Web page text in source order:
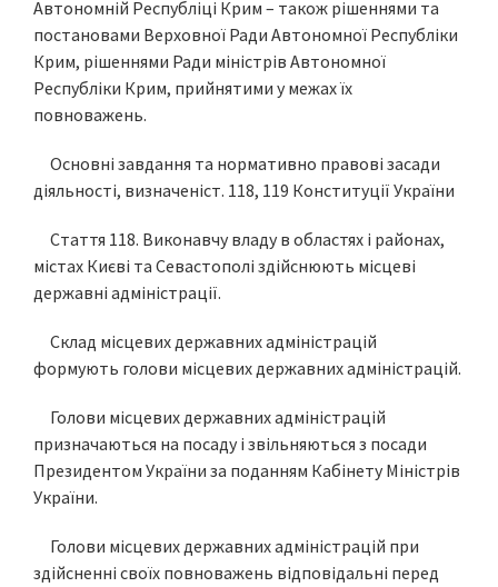
Автономній Республіці Крим – також рішеннями та
постановами Верховної Ради Автономної Республіки
Крим, рішеннями Ради міністрів Автономної
Республіки Крим, прийнятими у межах їх
повноважень.
Основні завдання та нормативно правові засади
діяльності, визначеніст. 118, 119 Конституції України
Стаття 118. Виконавчу владу в областях і районах,
містах Києві та Севастополі здійснюють місцеві
державні адміністрації.
Склад місцевих державних адміністрацій
формують голови місцевих державних адміністрацій.
Голови місцевих державних адміністрацій
призначаються на посаду і звільняються з посади
Президентом України за поданням Кабінету Міністрів
України.
Голови місцевих державних адміністрацій при
здійсненні своїх повноважень відповідальні перед